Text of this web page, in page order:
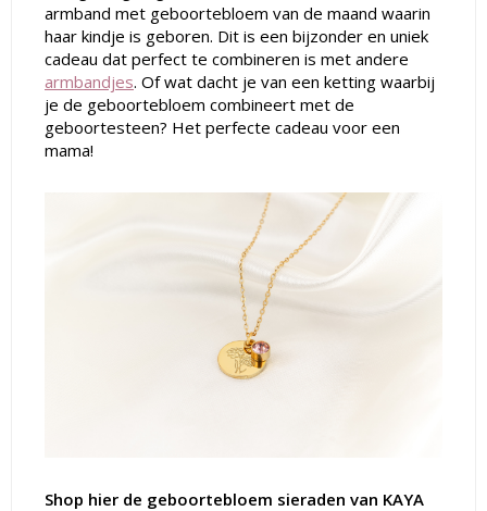
armband met geboortebloem van de maand waarin
haar kindje is geboren. Dit is een bijzonder en uniek
cadeau dat perfect te combineren is met andere
armbandjes. Of wat dacht je van een ketting waarbij
je de geboortebloem combineert met de
geboortesteen? Het perfecte cadeau voor een
mama!
Shop hier de geboortebloem sieraden van KAYA